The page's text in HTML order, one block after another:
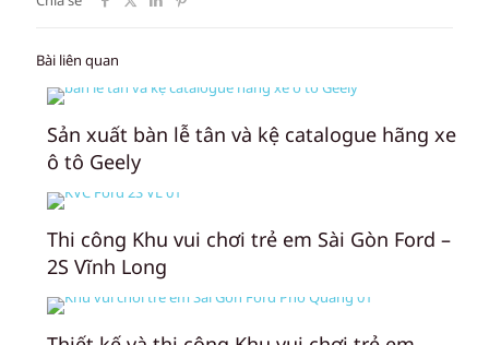
Bài liên quan
Sản xuất bàn lễ tân và kệ catalogue hãng xe
ô tô Geely
Thi công Khu vui chơi trẻ em Sài Gòn Ford –
2S Vĩnh Long